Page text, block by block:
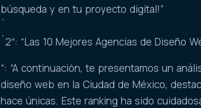
búsqueda y en tu proyecto digital!”
`2″: “Las 10 Mejores Agencias de Diseño
“: “A continuación, te presentamos un
diseño web en la Ciudad de México,
hace únicas. Este ranking ha sido